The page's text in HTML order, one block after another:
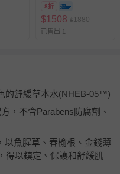
8折
$1508 $1880
已售出 1
的舒緩草本水(NHEB-05™)
，不含Parabens防腐劑、
魚腥草、春榆根、金錢薄
得以鎮定、保護和舒緩肌